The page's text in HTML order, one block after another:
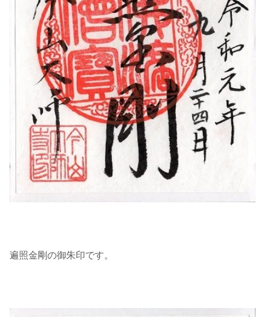
遍照金剛の御朱印です。